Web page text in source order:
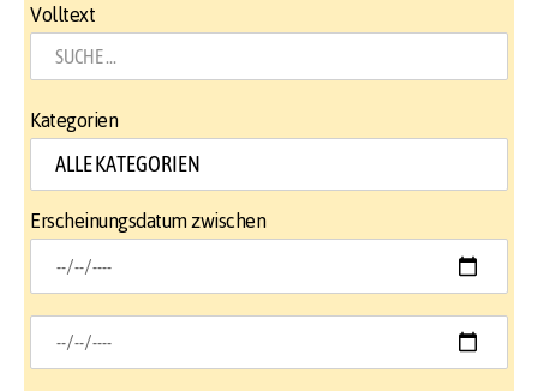
Volltext
Kategorien
Erscheinungsdatum zwischen